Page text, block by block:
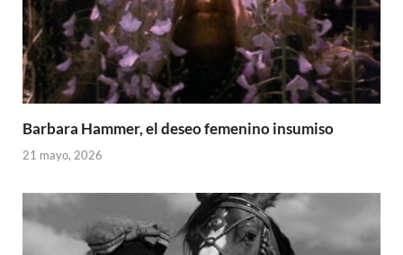
Barbara Hammer, el deseo femenino insumiso
21 mayo, 2026